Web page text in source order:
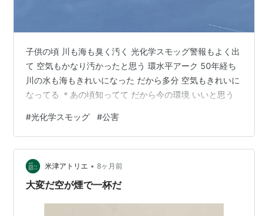
子供の頃 川も海も臭く汚く 光化学スモッグ警報もよく出
て 空気もかなり汚かったと思う 環水平アーク 50年経ち
川の水も海もきれいになった だから多分 空気もきれいに
なってる ＊あの頃知ってて だから今の環境 いいと思う
#光化学スモッグ #公害
米津アトリエ • 8ヶ月前
大変だ空が煙で一杯だ